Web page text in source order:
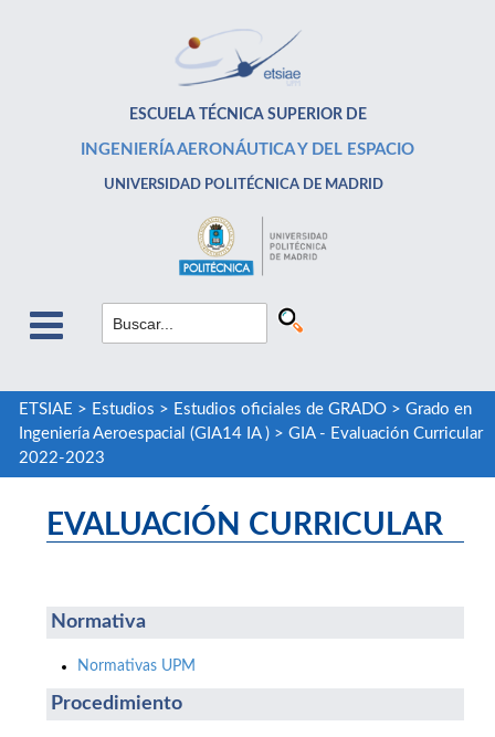
ESCUELA TÉCNICA SUPERIOR DE
INGENIERÍA AERONÁUTICA Y DEL ESPACIO
UNIVERSIDAD POLITÉCNICA DE MADRID
ETSIAE > Estudios > Estudios oficiales de GRADO> Grado en
Ingeniería Aeroespacial (GIA14 IA )> GIA - Evaluación Curricular
2022-2023
EVALUACIÓN CURRICULAR
Normativa
Normativas UPM
Procedimiento